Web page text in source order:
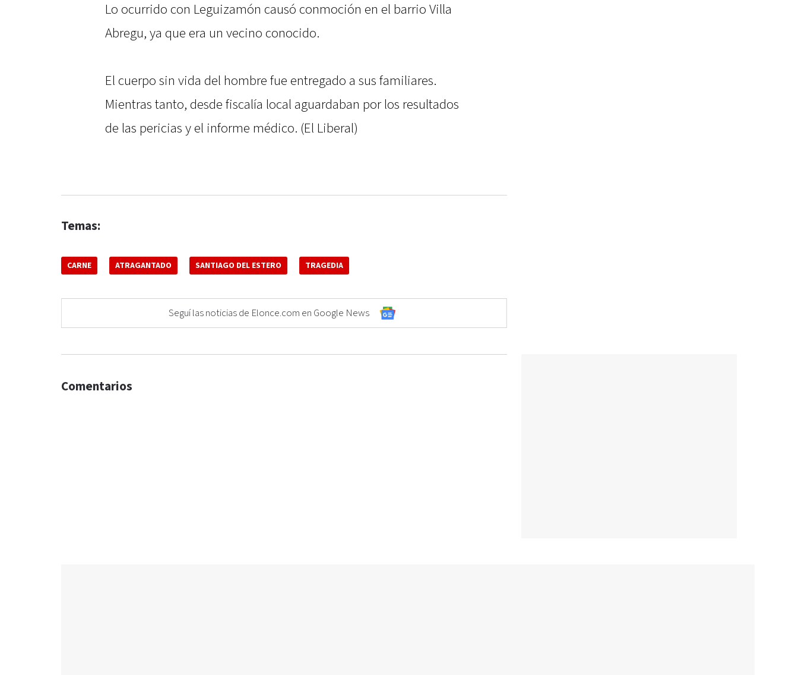
Lo ocurrido con Leguizamón causó conmoción en el barrio Villa
Abregu, ya que era un vecino conocido.
El cuerpo sin vida del hombre fue entregado a sus familiares.
Mientras tanto, desde fiscalía local aguardaban por los resultados
de las pericias y el informe médico. (El Liberal)
Temas:
CARNE ATRAGANTADO SANTIAGO DEL ESTERO TRAGEDIA
Seguí las noticias de Elonce.com en Google News
Comentarios